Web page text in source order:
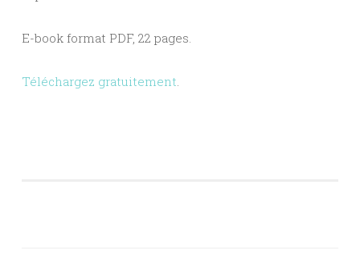
E-book format PDF, 22 pages.
Téléchargez gratuitement.